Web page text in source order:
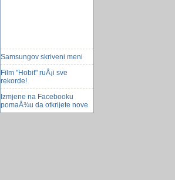
Samsungov skriveni meni
Film "Hobit" ruÅ¡i sve
rekorde!
Izmjene na Facebooku
pomaÅ¾u da otkrijete nove
aplikacije